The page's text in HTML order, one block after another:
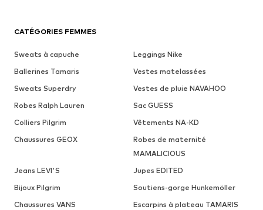
CATÉGORIES FEMMES
Sweats à capuche
Leggings Nike
Ballerines Tamaris
Vestes matelassées
Sweats Superdry
Vestes de pluie NAVAHOO
Robes Ralph Lauren
Sac GUESS
Colliers Pilgrim
Vêtements NA-KD
Chaussures GEOX
Robes de maternité
MAMALICIOUS
Jeans LEVI'S
Jupes EDITED
Bijoux Pilgrim
Soutiens-gorge Hunkemöller
Chaussures VANS
Escarpins à plateau TAMARIS